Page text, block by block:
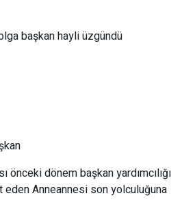
başkan hayli üzgündü
önceki dönem başkan yardımcılığı
eden Anneannesi son yolculuğuna